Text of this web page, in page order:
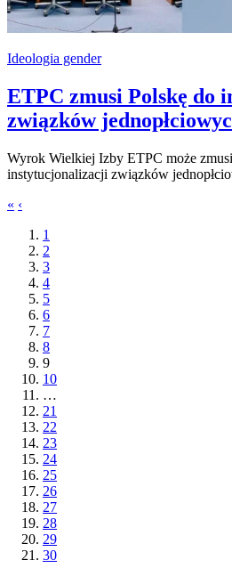
Ideologia gender
ETPC zmusi Polskę do
związków
Wyrok Wielkiej Izby ETPC może
instytucjonalizacji związków
« ‹
1
2
3
4
5
6
7
8
9
10
…
21
22
23
24
25
26
27
28
29
30